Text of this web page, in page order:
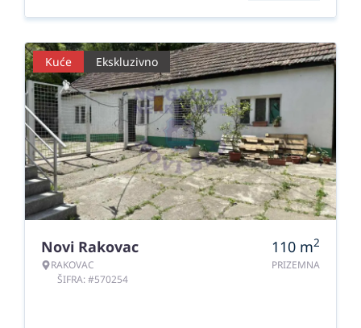
Kuće Ekskluzivno
Novi Rakovac
RAKOVAC
ŠIFRA: #570254
110 m2
PRIZEMNA